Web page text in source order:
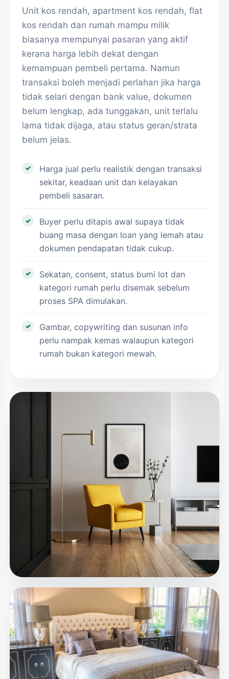
Unit kos rendah, apartment kos rendah, flat
kos rendah dan rumah mampu milik
biasanya mempunyai pasaran yang aktif
kerana harga lebih dekat dengan
kemampuan pembeli pertama. Namun
transaksi boleh menjadi perlahan jika harga
tidak selari dengan bank value, dokumen
belum lengkap, ada tunggakan, unit terlalu
lama tidak dijaga, atau status geran/strata
belum jelas.
Harga jual perlu realistik dengan transaksi
sekitar, keadaan unit dan kelayakan
pembeli sasaran.
Buyer perlu ditapis awal supaya tidak
buang masa dengan loan yang lemah atau
dokumen pendapatan tidak cukup.
Sekatan, consent, status bumi lot dan
kategori rumah perlu disemak sebelum
proses SPA dimulakan.
Gambar, copywriting dan susunan info
perlu nampak kemas walaupun kategori
rumah bukan kategori mewah.